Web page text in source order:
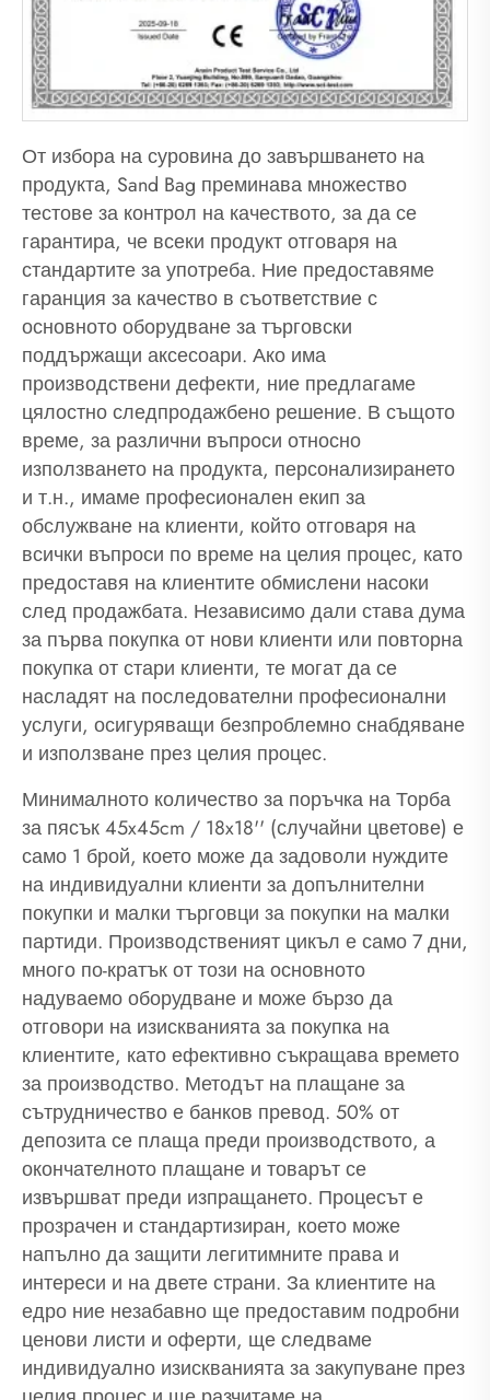
От избора на суровина до завършването на
продукта, Sand Bag преминава множество
тестове за контрол на качеството, за да се
гарантира, че всеки продукт отговаря на
стандартите за употреба. Ние предоставяме
гаранция за качество в съответствие с
основното оборудване за търговски
поддържащи аксесоари. Ако има
производствени дефекти, ние предлагаме
цялостно следпродажбено решение. В същото
време, за различни въпроси относно
използването на продукта, персонализирането
и т.н., имаме професионален екип за
обслужване на клиенти, който отговаря на
всички въпроси по време на целия процес, като
предоставя на клиентите обмислени насоки
след продажбата. Независимо дали става дума
за първа покупка от нови клиенти или повторна
покупка от стари клиенти, те могат да се
насладят на последователни професионални
услуги, осигуряващи безпроблемно снабдяване
и използване през целия процес.
Минималното количество за поръчка на Торба
за пясък 45x45cm / 18x18'' (случайни цветове) е
само 1 брой, което може да задоволи нуждите
на индивидуални клиенти за допълнителни
покупки и малки търговци за покупки на малки
партиди. Производственият цикъл е само 7 дни,
много по-кратък от този на основното
надуваемо оборудване и може бързо да
отговори на изискванията за покупка на
клиентите, като ефективно съкращава времето
за производство. Методът на плащане за
сътрудничество е банков превод. 50% от
депозита се плаща преди производството, а
окончателното плащане и товарът се
извършват преди изпращането. Процесът е
прозрачен и стандартизиран, което може
напълно да защити легитимните права и
интереси и на двете страни. За клиентите на
едро ние незабавно ще предоставим подробни
ценови листи и оферти, ще следваме
индивидуално изискванията за закупуване през